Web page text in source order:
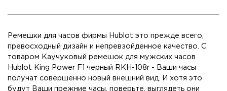
Ремешки для часов фирмы Hublot это прежде всего,
превосходный дизайн и непревзойденное качество. C
товаром Каучуковый ремешок для мужских часов
Hublot King Power F1 черный RKH-108r - Ваши часы
получат совершенно новый внешний вид. И хотя это
будут Ваши прежние часы, поверьте, выглядеть они